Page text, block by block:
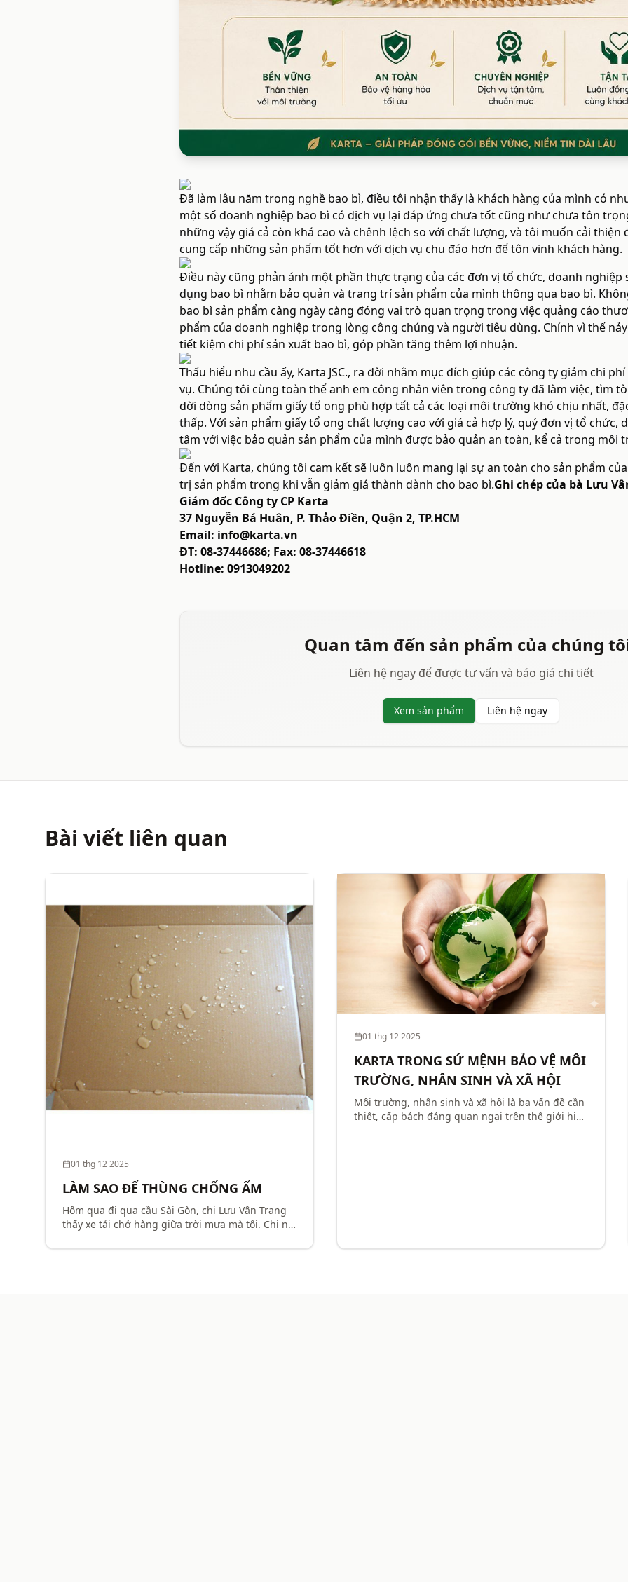
Đã làm lâu năm trong nghề bao bì, điều tôi nhận thấy là khách hàng của mình có
một số doanh nghiệp bao bì có dịch vụ lại đáp ứng chưa tốt cũng như chưa tôn
những vậy giá cả còn khá cao và chênh lệch so với chất lượng, và tôi muốn cải thiện
cung cấp những sản phẩm tốt hơn với dịch vụ chu đáo hơn để tôn vinh khách hàng.
Điều này cũng phản ánh một phần thực trạng của các đơn vị tổ chức, doanh nghiệp
dụng bao bì nhằm bảo quản và trang trí sản phẩm của mình thông qua bao bì.
bao bì sản phẩm càng ngày càng đóng vai trò quan trọng trong việc quảng cáo
phẩm của doanh nghiệp trong lòng công chúng và người tiêu dùng. Chính vì thế
tiết kiệm chi phí sản xuất bao bì, góp phần tăng thêm lợi nhuận.
Thấu hiểu nhu cầu ấy, Karta JSC., ra đời nhằm mục đích giúp các công ty giảm chi
vụ. Chúng tôi cùng toàn thể anh em công nhân viên trong công ty đã làm việc, tìm
dời dòng sản phẩm giấy tổ ong phù hợp tất cả các loại môi trường khó chịu nhất,
thấp. Với sản phẩm giấy tổ ong chất lượng cao với giá cả hợp lý, quý đơn vị tổ chức,
tâm với việc bảo quản sản phẩm của mình được bảo quản an toàn, kể cả trong môi
Đến với Karta, chúng tôi cam kết sẽ luôn luôn mang lại sự an toàn cho sản phẩm
trị sản phẩm trong khi vẫn giảm giá thành dành cho bao bì.Ghi chép của bà Lưu
Giám đốc Công ty CP Karta
37 Nguyễn Bá Huân, P. Thảo Điền, Quận 2, TP.HCM
Email: info@karta.vn
ĐT: 08-37446686; Fax: 08-37446618
Hotline: 0913049202
Quan tâm đến sản phẩm của chúng
Liên hệ ngay để được tư vấn và báo giá chi tiết
Xem sản phẩm Liên hệ ngay
Bài viết liên quan
01 thg 12 2025
LÀM SAO ĐỂ THÙNG CHỐNG ẨM
Hôm qua đi qua cầu Sài Gòn, chị Lưu Vân Trang
thấy xe tải chở hàng giữa trời mưa mà tội. Chị nói
chống ẩm, sẽ hạn chế được sự tác động của
01 thg 12 2025
KARTA TRONG SỨ MỆNH BẢO VỆ MÔI
TRƯỜNG, NHÂN SINH VÀ XÃ HỘI
Môi trường, nhân sinh và xã hội là ba vấn đề cần
thiết, cấp bách đáng quan ngại trên thế giới hiện